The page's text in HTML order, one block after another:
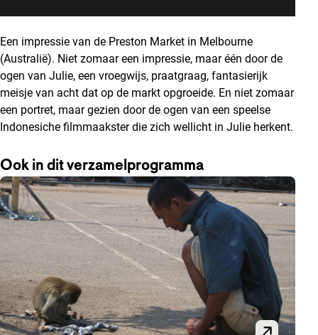
Een impressie van de Preston Market in Melbourne
(Australië). Niet zomaar een impressie, maar één door de
ogen van Julie, een vroegwijs, praatgraag, fantasierijk
meisje van acht dat op de markt opgroeide. En niet zomaar
een portret, maar gezien door de ogen van een speelse
Indonesiche filmmaakster die zich wellicht in Julie herkent.
Ook in dit verzamelprogramma